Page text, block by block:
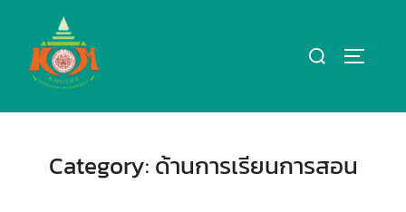
content
Search
Category: ด้านการเรียนการสอน